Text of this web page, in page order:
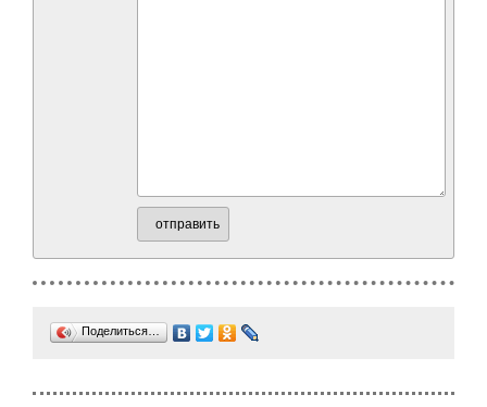
отправить
Поделиться…